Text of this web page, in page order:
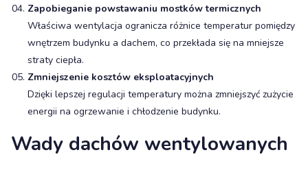
Zapobieganie powstawaniu mostków termicznych
Właściwa wentylacja ogranicza różnice temperatur pomiędzy
wnętrzem budynku a dachem, co przekłada się na mniejsze
straty ciepła.
Zmniejszenie kosztów eksploatacyjnych
Dzięki lepszej regulacji temperatury można zmniejszyć zużycie
energii na ogrzewanie i chłodzenie budynku.
Wady dachów wentylowanych